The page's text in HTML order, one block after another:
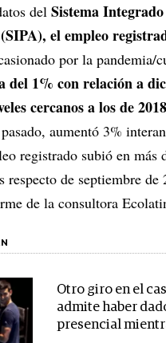
del Sistema
el empleo
por la pandemia/
del 1% con relación a
cercanos a los de
aumentó 3%
registrado subió en más
respecto de septiembre de
de la consultora
Otro giro en el
admite haber
presencial